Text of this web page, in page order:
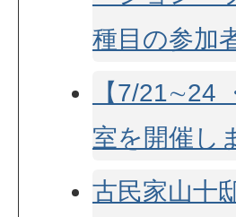
種目の参加
【7/21∼24
室を開催し
古民家山十